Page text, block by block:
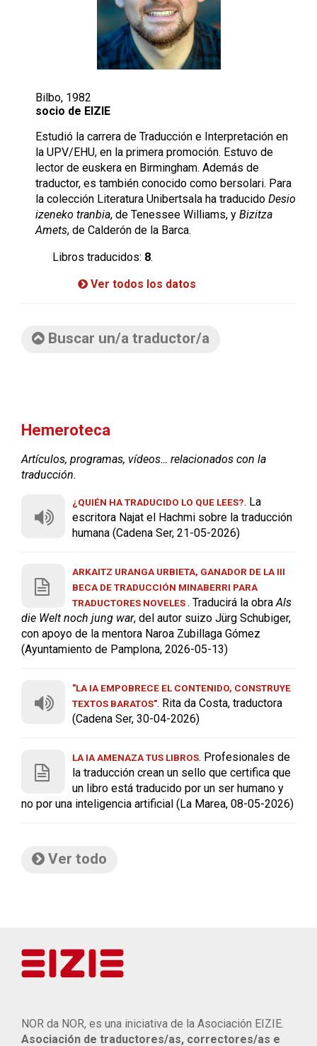
Bilbo, 1982
socio de EIZIE
Estudió la carrera de Traducción e Interpretación en
la UPV/EHU, en la primera promoción. Estuvo de
lector de euskera en Birmingham. Además de
traductor, es también conocido como bersolari. Para
la colección Literatura Unibertsala ha traducido Desio
izeneko tranbia, de Tenessee Williams, y Bizitza
Amets, de Calderón de la Barca.
Libros traducidos: 8.
Ver todos los datos
Buscar un/a traductor/a
Hemeroteca
Artículos, programas, vídeos… relacionados con la
traducción.
¿QUIÉN HA TRADUCIDO LO QUE LEES?. La
escritora Najat el Hachmi sobre la traducción
humana (Cadena Ser, 21-05-2026)
ARKAITZ URANGA URBIETA, GANADOR DE LA III
BECA DE TRADUCCIÓN MINABERRI PARA
TRADUCTORES NOVELES. Traducirá la obraAls
die Welt noch jung war, del autor suizo Jürg Schubiger,
con apoyo de la mentora Naroa Zubillaga Gómez
(Ayuntamiento de Pamplona, 2026-05-13)
"LA IA EMPOBRECE EL CONTENIDO, CONSTRUYE
TEXTOS BARATOS". Rita da Costa, traductora
(Cadena Ser, 30-04-2026)
LA IA AMENAZA TUS LIBROS. Profesionales de
la traducción crean un sello que certifica que
un libro está traducido por un ser humano y
no por una inteligencia artificial (La Marea, 08-05-2026)
Ver todo
NOR da NOR, es una iniciativa de la Asociación EIZIE.
Asociación de traductores/as, correctores/as e